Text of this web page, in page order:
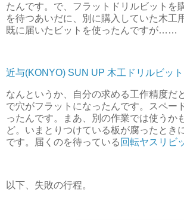
たんです。で、フラットドリルビットを
を待つあいだに、別に購入していた木工
既に届いたビットを使ったんですが……
近与(KONYO) SUN UP 木工ドリルビッ
なんというか、自分の求める工作精度だ
で穴がフラットになったんです。スペー
ったんです。まあ、別の作業では使うか
ど。いまとりつけている板が腐ったとき
です。届くのを待っている 回転ヤスリビ
以下、失敗の行程。